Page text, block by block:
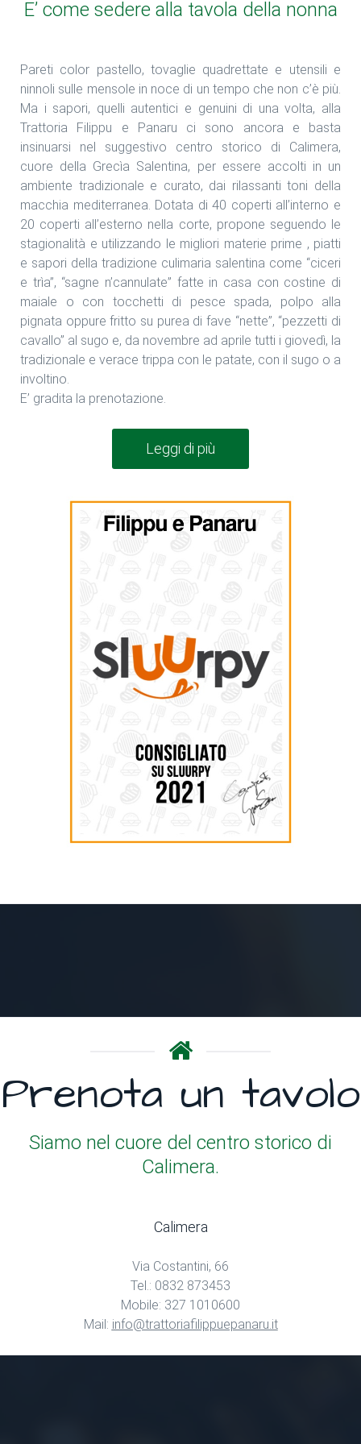
E’ come sedere alla tavola della nonna
Pareti color pastello, tovaglie quadrettate e utensili e
ninnoli sulle mensole in noce di un tempo che non c’è più.
Ma i sapori, quelli autentici e genuini di una volta, alla
Trattoria Filippu e Panaru ci sono ancora e basta
insinuarsi nel suggestivo centro storico di Calimera,
cuore della Grecìa Salentina, per essere accolti in un
ambiente tradizionale e curato, dai rilassanti toni della
macchia mediterranea. Dotata di 40 coperti all’interno e
20 coperti all’esterno nella corte, propone seguendo le
stagionalità e utilizzando le migliori materie prime , piatti
e sapori della tradizione culimaria salentina come “ciceri
e trìa”, “sagne n’cannulate” fatte in casa con costine di
maiale o con tocchetti di pesce spada, polpo alla
pignata oppure fritto su purea di fave “nette”, “pezzetti di
cavallo” al sugo e, da novembre ad aprile tutti i giovedì, la
tradizionale e verace trippa con le patate, con il sugo o a
involtino.
E’ gradita la prenotazione.
Leggi di più
Prenota un tavolo
Siamo nel cuore del centro storico di
Calimera.
Calimera
Via Costantini, 66
Tel.: 0832 873453
Mobile: 327 1010600
Mail: info@trattoriafilippuepanaru.it